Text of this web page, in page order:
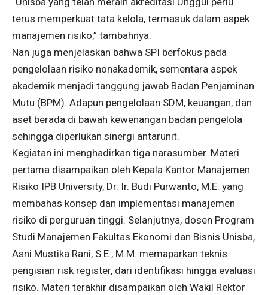
terus memperkuat tata kelola, termasuk dalam aspek
manajemen risiko,” tambahnya.
Nan juga menjelaskan bahwa SPI berfokus pada
pengelolaan risiko nonakademik, sementara aspek
akademik menjadi tanggung jawab Badan Penjaminan
Mutu (BPM). Adapun pengelolaan SDM, keuangan, dan
aset berada di bawah kewenangan badan pengelola
sehingga diperlukan sinergi antarunit.
Kegiatan ini menghadirkan tiga narasumber. Materi
pertama disampaikan oleh Kepala Kantor Manajemen
Risiko IPB University, Dr. Ir. Budi Purwanto, M.E. yang
membahas konsep dan implementasi manajemen
risiko di perguruan tinggi. Selanjutnya, dosen Program
Studi Manajemen Fakultas Ekonomi dan Bisnis Unisba,
Asni Mustika Rani, S.E., M.M. memaparkan teknis
pengisian risk register, dari identifikasi hingga evaluasi
risiko. Materi terakhir disampaikan oleh Wakil Rektor